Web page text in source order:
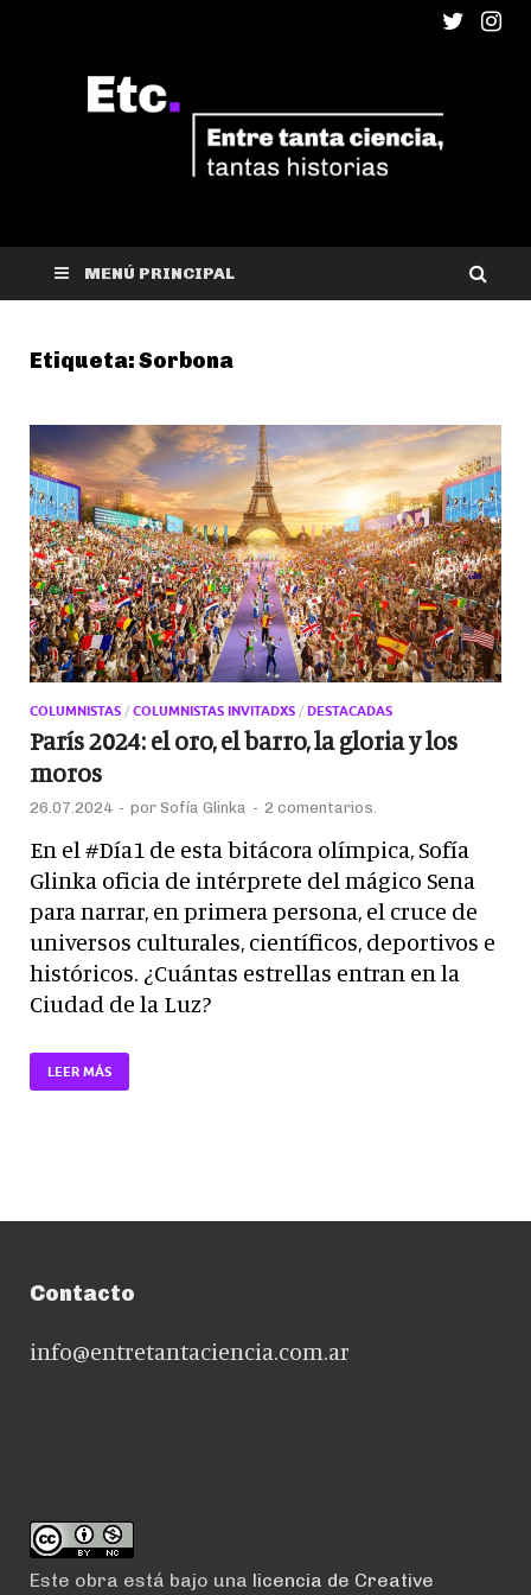
ETC
MENÚ PRINCIPAL
Etiqueta:Sorbona
COLUMNISTAS / COLUMNISTAS INVITADXS / DESTACADAS
París 2024: el oro, el barro, la gloria y los
moros
26.07.2024 - por Sofía Glinka - 2 comentarios.
En el #Día1 de esta bitácora olímpica, Sofía
Glinka oficia de intérprete del mágico Sena
para narrar, en primera persona, el cruce de
universos culturales, científicos, deportivos e
históricos. ¿Cuántas estrellas entran en la
Ciudad de la Luz?
LEER MÁS
Contacto
info@entretantaciencia.com.ar
Este obra está bajo una licencia de Creative